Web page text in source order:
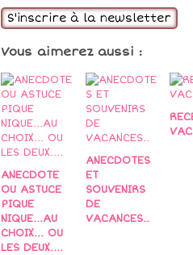
S'inscrire à la newsletter
Vous aimerez aussi :
ANECDOTE
OU ASTUCE
PIQUE
NIQUE...AU
CHOIX... OU
LES DEUX....
ANECDOTES
ET
SOUVENIRS
DE
VACANCES..